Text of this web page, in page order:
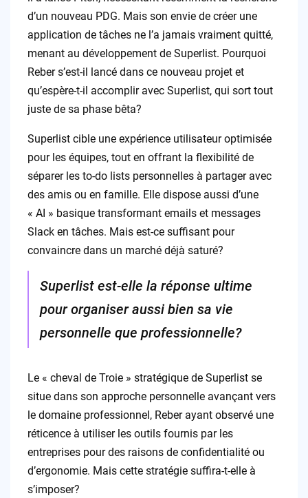
d’un nouveau PDG. Mais son envie de créer une
application de tâches ne l’a jamais vraiment quitté,
menant au développement de Superlist. Pourquoi
Reber s’est-il lancé dans ce nouveau projet et
qu’espère-t-il accomplir avec Superlist, qui sort tout
juste de sa phase bêta?
Superlist cible une expérience utilisateur optimisée
pour les équipes, tout en offrant la flexibilité de
séparer les to-do lists personnelles à partager avec
des amis ou en famille. Elle dispose aussi d’une
« AI » basique transformant emails et messages
Slack en tâches. Mais est-ce suffisant pour
convaincre dans un marché déjà saturé?
Superlist est-elle la réponse ultime
pour organiser aussi bien sa vie
personnelle que professionnelle?
Le « cheval de Troie » stratégique de Superlist se
situe dans son approche personnelle avançant vers
le domaine professionnel, Reber ayant observé une
réticence à utiliser les outils fournis par les
entreprises pour des raisons de confidentialité ou
d’ergonomie. Mais cette stratégie suffira-t-elle à
s’imposer?